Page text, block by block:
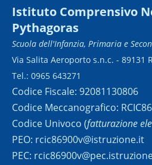
Istituto Comprensivo
Pythagoras
Scuola dell'Infanzia, Primaria e
Via Salita Aeroporto s.n.c. - 89131
Tel.: 0965 643271
Codice Fiscale: 92081130806
Codice Meccanografico:
Codice Univoco (fatturazione
PEO: rcic86900v@istruzione.it
PEC: